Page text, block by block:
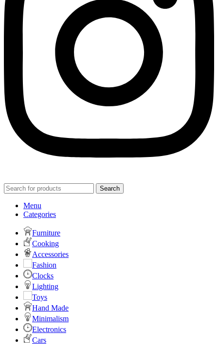
Search
Menu
Categories
Furniture
Cooking
Accessories
Fashion
Clocks
Lighting
Toys
Hand Made
Minimalism
Electronics
Cars